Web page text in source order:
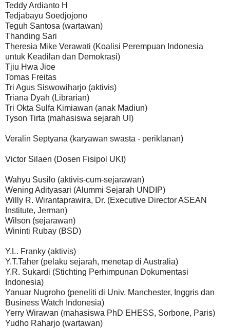
Teddy Ardianto H
Tedjabayu Soedjojono
Teguh Santosa (wartawan)
Thanding Sari
Theresia Mike Verawati (Koalisi Perempuan Indonesia
untuk Keadilan dan Demokrasi)
Tjiu Hwa Jioe
Tomas Freitas
Tri Agus Siswowiharjo (aktivis)
Triana Dyah (Librarian)
Tri Okta Sulfa Kimiawan (anak Madiun)
Tyson Tirta (mahasiswa sejarah UI)
Veralin Septyana (karyawan swasta - periklanan)
Victor Silaen (Dosen Fisipol UKI)
Wahyu Susilo (aktivis-cum-sejarawan)
Wening Adityasari (Alummi Sejarah UNDIP)
Willy R. Wirantaprawira, Dr. (Executive Director ASEAN
Institute, Jerman)
Wilson (sejarawan)
Wininti Rubay (BSD)
Y.L. Franky (aktivis)
Y.T.Taher (pelaku sejarah, menetap di Australia)
Y.R. Sukardi (Stichting Perhimpunan Dokumentasi
Indonesia)
Yanuar Nugroho (peneliti di Univ. Manchester, Inggris dan
Business Watch Indonesia)
Yerry Wirawan (mahasiswa PhD EHESS, Sorbone, Paris)
Yudho Raharjo (wartawan)